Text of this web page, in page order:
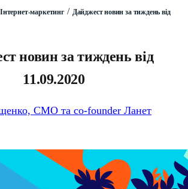
Інтернет-маркетинг / Дайджест новин за тиждень від
новин за тиждень від
11.09.2020
CMO та co-founder Ланет